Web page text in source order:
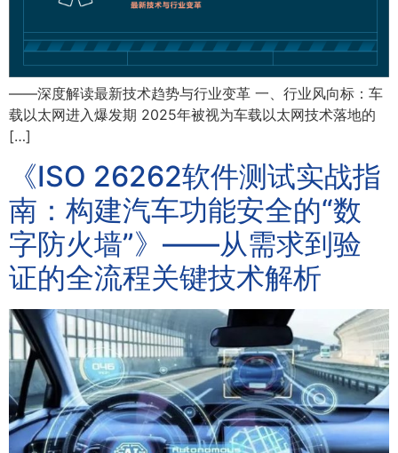
——深度解读最新技术趋势与行业变革 一、行业风向标：车
载以太网进入爆发期 2025年被视为车载以太网技术落地的
[…]
《ISO 26262软件测试实战指
南：构建汽车功能安全的“数
字防火墙”》——从需求到验
证的全流程关键技术解析